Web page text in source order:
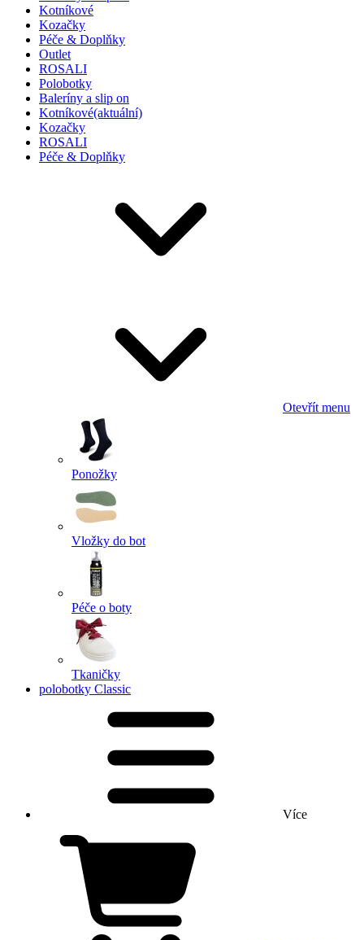
Kotníkové
Kozačky
Péče & Doplňky
Outlet
ROSALI
Polobotky
Baleríny a slip on
Kotníkové(aktuální)
Kozačky
ROSALI
Péče & Doplňky
Otevřít menu
Ponožky
Vložky do bot
Péče o boty
Tkaničky
polobotky Classic
Více